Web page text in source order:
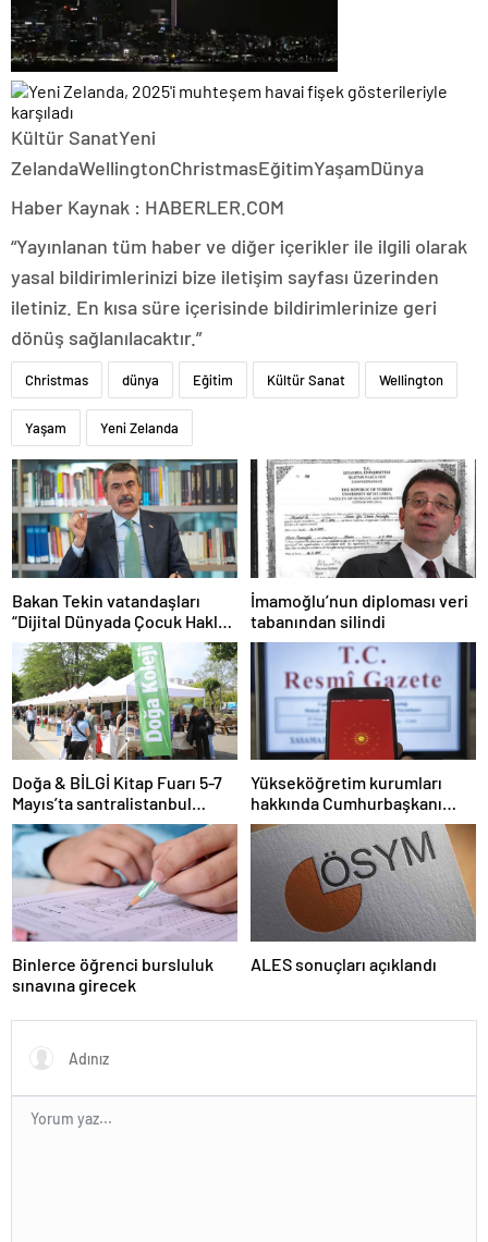
Kültür SanatYeni
ZelandaWellingtonChristmasEğitimYaşamDünya
Haber Kaynak : HABERLER.COM
“Yayınlanan tüm haber ve diğer içerikler ile ilgili olarak
yasal bildirimlerinizi bize iletişim sayfası üzerinden
iletiniz. En kısa süre içerisinde bildirimlerinize geri
dönüş sağlanılacaktır.”
Christmas dünya Eğitim Kültür Sanat Wellington
Yaşam Yeni Zelanda
Bakan Tekin vatandaşları
“Dijital Dünyada Çocuk Hakları
Sözleşmesi”ni imzalamaya
davet etti
İmamoğlu’nun diploması veri
tabanından silindi
Doğa & BİLGİ Kitap Fuarı 5-7
Mayıs’ta santralistanbul
Kampüsünde kapılarını açıyor
Yükseköğretim kurumları
hakkında Cumhurbaşkanı
kararı Resmi Gazete’de
Binlerce öğrenci bursluluk
sınavına girecek
ALES sonuçları açıklandı